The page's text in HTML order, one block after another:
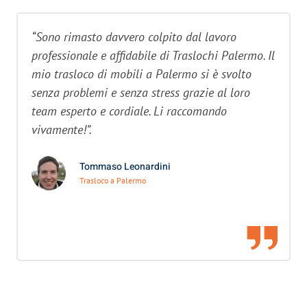
“Sono rimasto davvero colpito dal lavoro
professionale e affidabile di Traslochi Palermo. Il
mio trasloco di mobili a Palermo si è svolto
senza problemi e senza stress grazie al loro
team esperto e cordiale. Li raccomando
vivamente!”.
Tommaso Leonardini
Trasloco a Palermo